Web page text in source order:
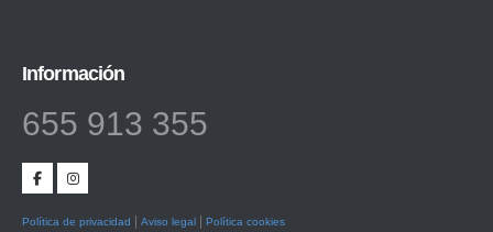
Información
655 913 355
Política de privacidad | Aviso legal | Política cookies